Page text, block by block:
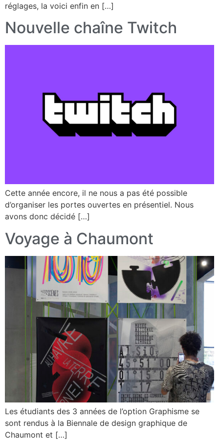
réglages, la voici enfin en […]
Nouvelle chaîne Twitch
Cette année encore, il ne nous a pas été possible
d’organiser les portes ouvertes en présentiel. Nous
avons donc décidé […]
Voyage à Chaumont
Les étudiants des 3 années de l’option Graphisme se
sont rendus à la Biennale de design graphique de
Chaumont et […]